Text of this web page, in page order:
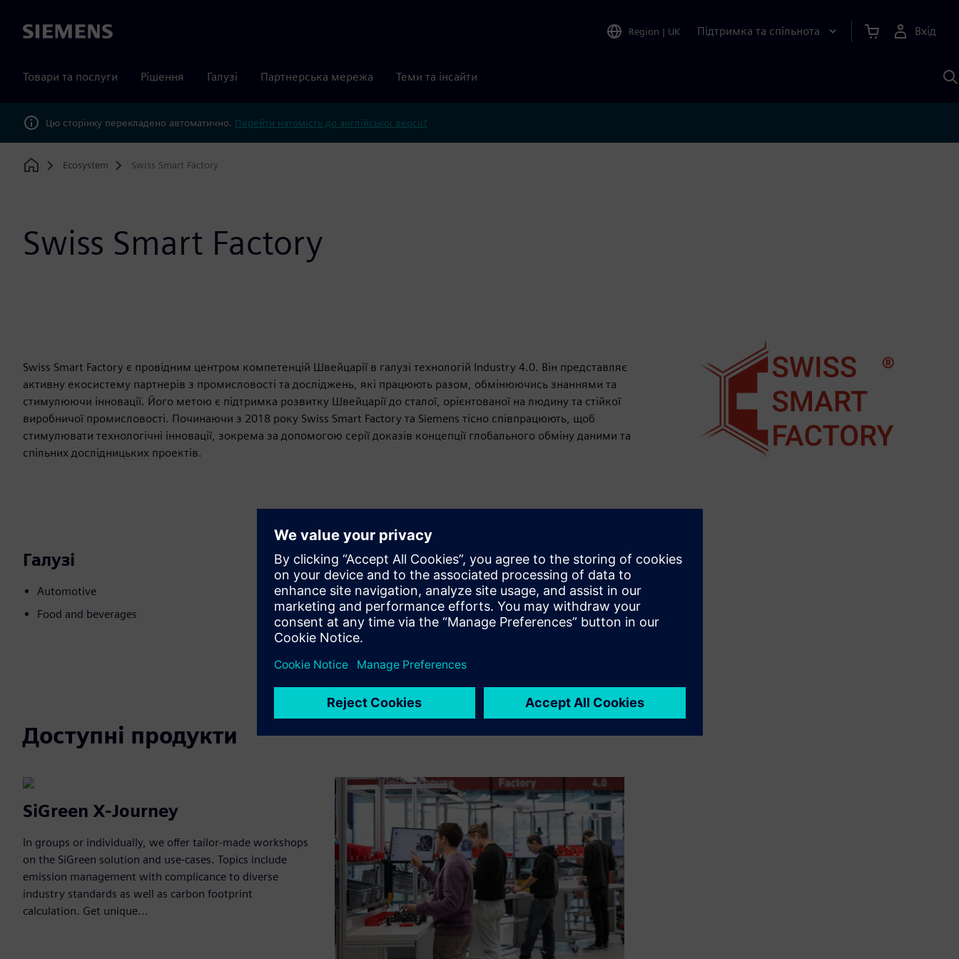
Siemens Region | UK Підтримка та спільнота Вхід
Товари та послуги Рішення Галузі Партнерська мережа Теми та інсайти
Цю сторінку перекладено автоматично. Перейти натомість до англійської версії?
Home
Ecosystem Swiss Smart Factory
Swiss Smart Factory
Swiss Smart Factory є провідним центром компетенцій Швейцарії в галузі технологій Industry 4.0. Він представляє
активну екосистему партнерів з промисловості та досліджень, які працюють разом, обмінюючись знаннями та
стимулюючи інновації. Його метою є підтримка розвитку Швейцарії до сталої, орієнтованої на людину та стійкої
виробничої промисловості. Починаючи з 2018 року Swiss Smart Factory та Siemens тісно співпрацюють, щоб
стимулювати технологічні інновації, зокрема за допомогою серії доказів концепції глобального обміну даними та
спільних дослідницьких проектів.
Галузі
Automotive
Food and beverages
Рух
Service
Послуги, що допомагають замовнику впроваджувати,
інтегрувати, експлуатувати або підтримувати
продукти/рішення Siemens Xcelerator
Доступні продукти
SiGreen X-Journey
In groups or individually, we offer tailor-made workshops
on the SiGreen solution and use-cases. Topics include
emission management with complicance to diverse
industry standards as well as carbon footprint
calculation. Get unique...